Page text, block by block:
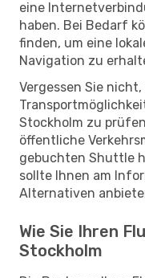
eine
haben. Bei Bedarf
finden, um eine
Navigation zu
Vergessen Sie
Stockholm zu
öffentliche
gebuchten Shuttle
sollte Ihnen am
Alternativen
Wie Sie Ihren
Stockholm